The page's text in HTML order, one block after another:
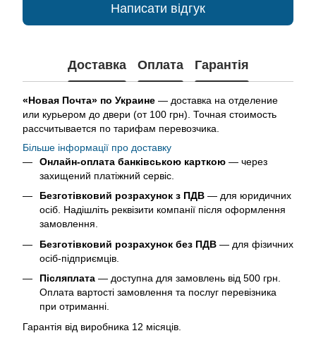
Написати відгук
Доставка Оплата Гарантія
«Новая Почта» по Украине — доставка на отделение
или курьером до двери (от 100 грн). Точная стоимость
рассчитывается по тарифам перевозчика.
Більше інформації про доставку
Онлайн-оплата банківською карткою — через
захищений платіжний сервіс.
Безготівковий розрахунок з ПДВ — для юридичних
осіб. Надішліть реквізити компанії після оформлення
замовлення.
Безготівковий розрахунок без ПДВ — для фізичних
осіб-підприємців.
Післяплата — доступна для замовлень від 500 грн.
Оплата вартості замовлення та послуг перевізника
при отриманні.
Гарантія від виробника 12 місяців.